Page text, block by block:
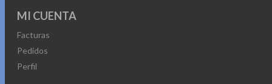
MI CUENTA
Facturas
Pedidos
Perfil